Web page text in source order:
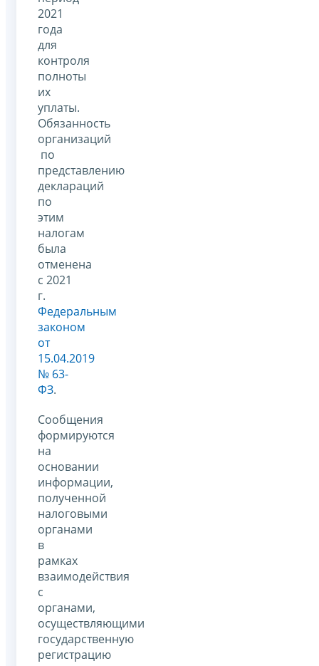
2021
года
для
контроля
полноты
их
уплаты.
Обязанность
организаций
по
представлению
деклараций
по
этим
налогам
была
отменена
с 2021
г.
Федеральным
законом
от
15.04.2019
№ 63-
ФЗ.
Сообщения
формируются
на
основании
информации,
полученной
налоговыми
органами
в
рамках
взаимодействия
с
органами,
осуществляющими
государственную
регистрацию